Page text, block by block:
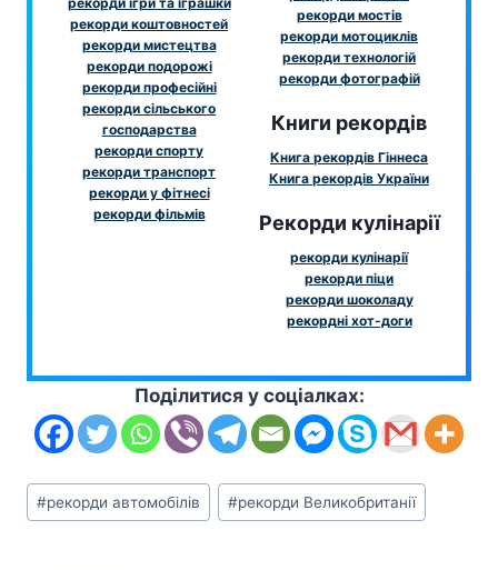
рекорди коштовностей
рекорди мистецтва
рекорди подорожі
рекорди професійні
рекорди сільського
господарства
рекорди спорту
рекорди транспорт
рекорди у фітнесі
рекорди фільмів
рекорди мостів
рекорди мотоциклів
рекорди технологій
рекорди фотографій
Книги рекордів
Книга рекордів Гіннеса
Книга рекордів України
Рекорди кулінарії
рекорди кулінарії
рекорди піци
рекорди шоколаду
рекордні хот-доги
Поділитися у соціалках:
Позначки
запису:
#рекорди автомобілів #рекорди Великобританії